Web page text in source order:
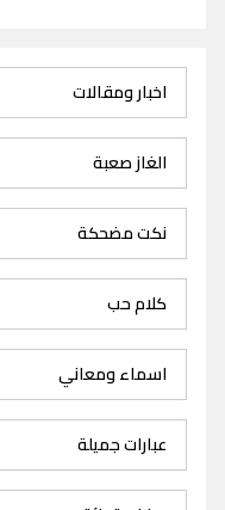
اخبار ومقالات
الغاز صعبة
نكت مضحكة
كلام حب
اسماء ومعاني
عبارات جميلة